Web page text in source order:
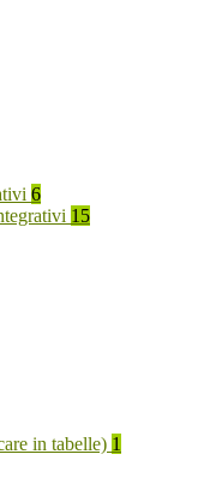
6
15
in tabelle) 1